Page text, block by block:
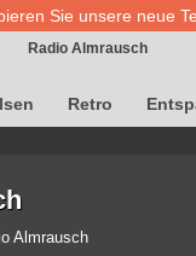
Sie unsere neue
Radio Almrausch
Retro
Almrausch